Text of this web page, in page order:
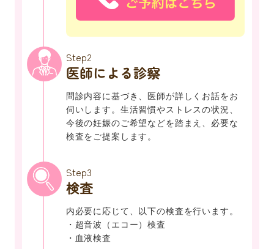
Step2
医師による診察
問診内容に基づき、医師が詳しくお話をお
伺いします。生活習慣やストレスの状況、
今後の妊娠のご希望などを踏まえ、必要な
検査をご提案します。
Step3
検査
内必要に応じて、以下の検査を行います。
・超音波（エコー）検査
・血液検査